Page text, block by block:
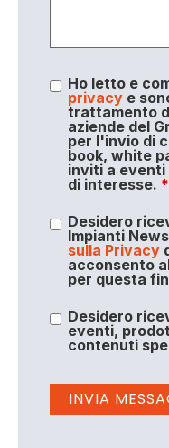
Ho letto e
privacye
trattamento
aziende del
per l'invio di
book, white
inviti a
di interesse. *
Desidero
Impianti
sulla Privacy
acconsento
per questa
Desidero
eventi,
contenuti